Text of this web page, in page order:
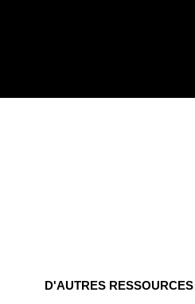
D'AUTRES RESSOURCES